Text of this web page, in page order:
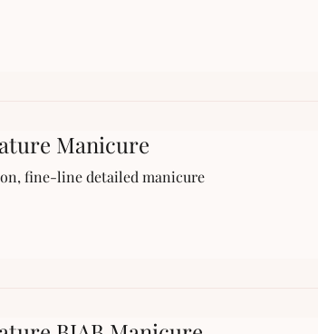
Manicure
fine-line detailed manicure